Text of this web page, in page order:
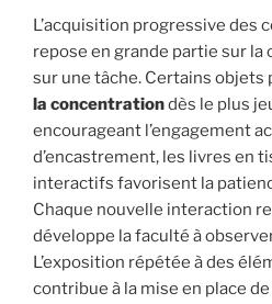
L’acquisition progressive des
repose en grande partie sur la
sur une tâche. Certains
la concentrationdès le plus
encourageant l’engagement
d’encastrement, les livres en
interactifs favorisent la
Chaque nouvelle interaction
développe la faculté à
L’exposition répétée à des
contribue à la mise en place